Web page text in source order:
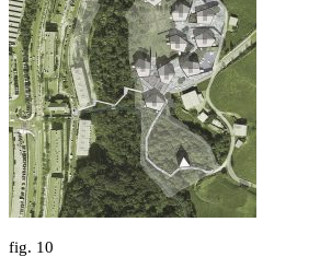
fig. 10